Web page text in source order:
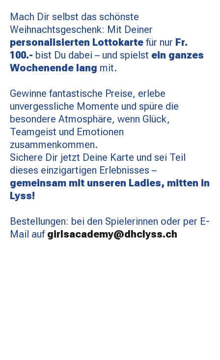
KONTAKT
Mach Dir selbst das schönste
Weihnachtsgeschenk: Mit Deiner
personalisierten Lottokarte für nur Fr.
100.- bist Du dabei – und spielst ein ganzes
Wochenende lang mit.
Gewinne fantastische Preise, erlebe
unvergessliche Momente und spüre die
besondere Atmosphäre, wenn Glück,
Teamgeist und Emotionen
zusammenkommen.
Sichere Dir jetzt Deine Karte und sei Teil
dieses einzigartigen Erlebnisses –
gemeinsam mit unseren Ladies, mitten in
Lyss!
Bestellungen: bei den Spielerinnen oder per E-
Mail auf girlsacademy@dhclyss.ch